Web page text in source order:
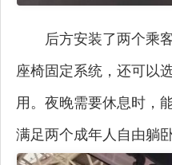
后方安装了两个乘
座椅固定系统，还可以
用。夜晚需要休息时，
满足两个成年人自由躺